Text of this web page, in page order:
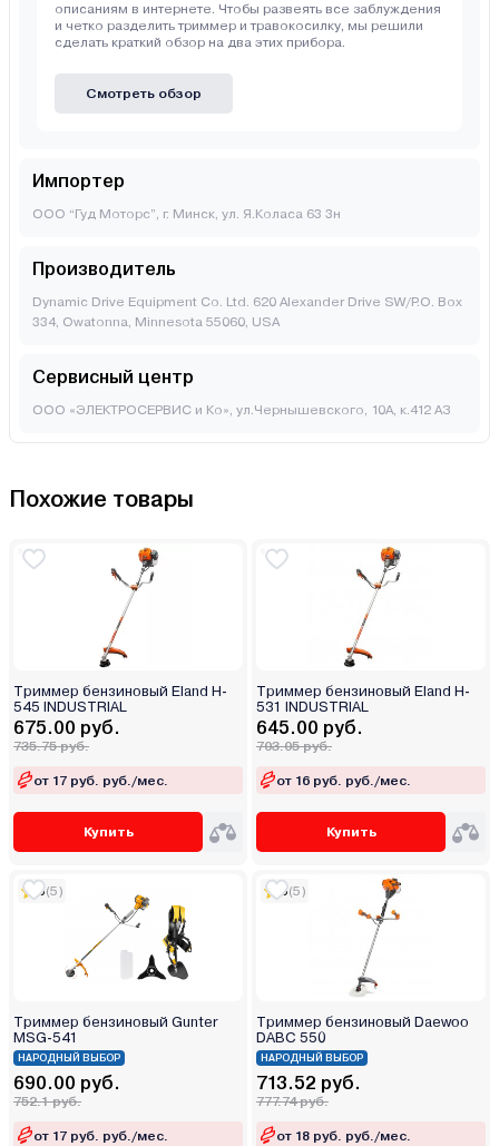
описаниям в интернете. Чтобы развеять все заблуждения
и четко разделить триммер и травокосилку, мы решили
сделать краткий обзор на два этих прибора.
Смотреть обзор
Импортер
ООО “Гуд Моторс”, г. Минск, ул. Я.Коласа 63 3н
Производитель
Dynamic Drive Equipment Co. Ltd. 620 Alexander Drive SW/P.O. Box
334, Owatonna, Minnesota 55060, USA
Сервисный центр
ООО «ЭЛЕКТРОСЕРВИС и Ко», ул.Чернышевского, 10А, к.412 АЗ
Похожие товары
Триммер бензиновый Eland H-
545 INDUSTRIAL
675.00 руб.
735.75 руб.
от 17 руб. руб./мес.
Купить
Триммер бензиновый Eland H-
531 INDUSTRIAL
645.00 руб.
703.05 руб.
от 16 руб. руб./мес.
Купить
5(5)
Триммер бензиновый Gunter
MSG-541
НАРОДНЫЙ ВЫБОР
690.00 руб.
752.1 руб.
от 17 руб. руб./мес.
5(5)
Триммер бензиновый Daewoo
DABC 550
НАРОДНЫЙ ВЫБОР
713.52 руб.
777.74 руб.
от 18 руб. руб./мес.